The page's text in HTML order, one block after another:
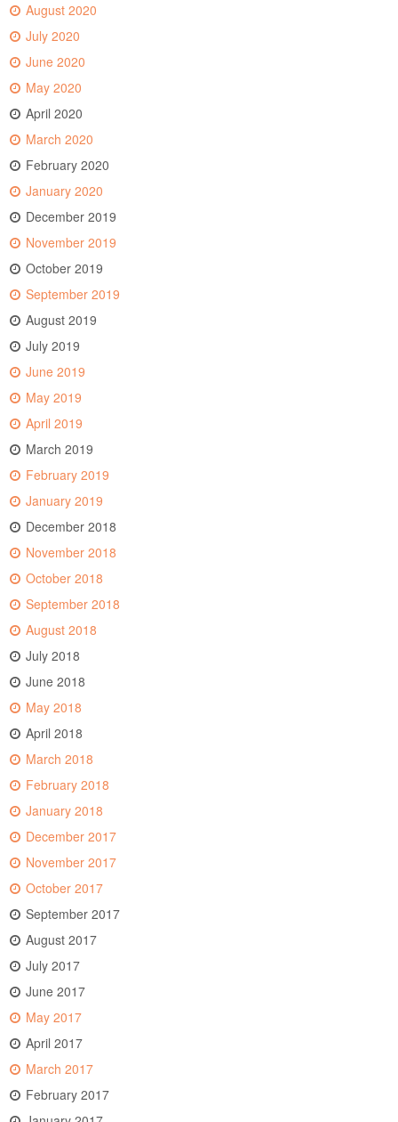
August 2020
July 2020
June 2020
May 2020
April 2020
March 2020
February 2020
January 2020
December 2019
November 2019
October 2019
September 2019
August 2019
July 2019
June 2019
May 2019
April 2019
March 2019
February 2019
January 2019
December 2018
November 2018
October 2018
September 2018
August 2018
July 2018
June 2018
May 2018
April 2018
March 2018
February 2018
January 2018
December 2017
November 2017
October 2017
September 2017
August 2017
July 2017
June 2017
May 2017
April 2017
March 2017
February 2017